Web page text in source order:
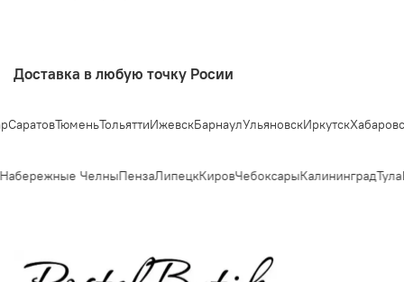
Доставка в любую точку Росии
СаратовТюменьТольяттиИжевскБарнаулУльяновскИркутскХабаровск
ЧелныПензаЛипецкКировЧебоксарыКалининградТула